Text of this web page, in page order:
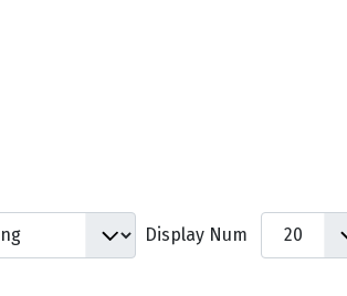
Display Num